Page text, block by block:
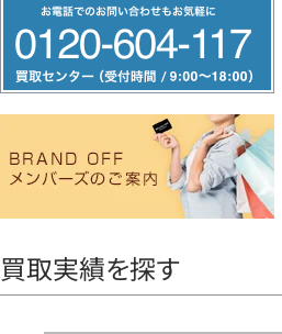
リ
ー
ヤ
買取実績を探す